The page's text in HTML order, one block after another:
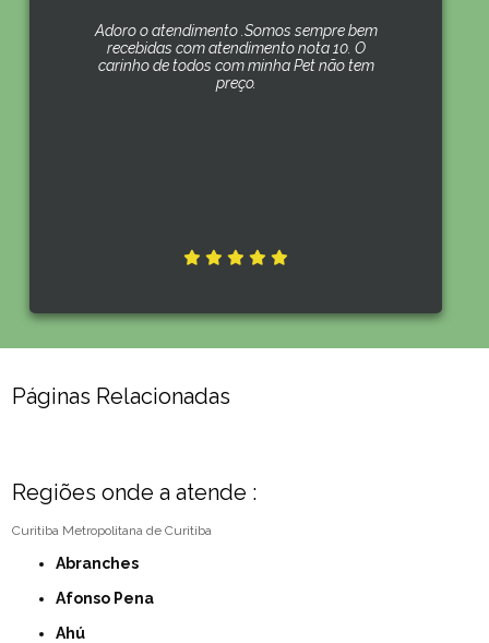
Adoro o atendimento .Somos sempre bem
recebidas com atendimento nota 10. O
carinho de todos com minha Pet não tem
preço.
Páginas Relacionadas
Regiões onde a atende :
Curitiba Metropolitana de Curitiba
Abranches
Afonso Pena
Ahú